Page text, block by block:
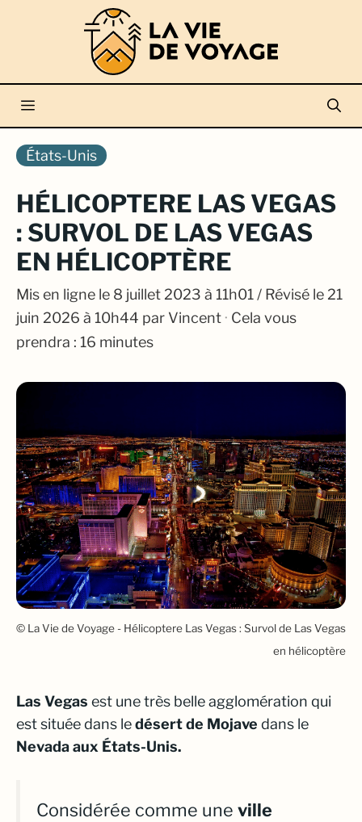
Menu
États-Unis
HÉLICOPTERE LAS VEGAS
: SURVOL DE LAS VEGAS
EN HÉLICOPTÈRE
Mis en ligne le 8 juillet 2023 à 11h01 / Révisé le 21
juin 2026 à 10h44 par Vincent · Cela vous
prendra : 16 minutes
© La Vie de Voyage - Hélicoptere Las Vegas : Survol de Las Vegas
en hélicoptère
Las Vegas est une très belle agglomération qui
est située dans ledésert de Mojave dans le
Nevada aux États-Unis.
Considérée comme une ville